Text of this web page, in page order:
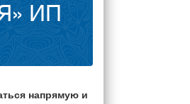
ИП
напрямую и